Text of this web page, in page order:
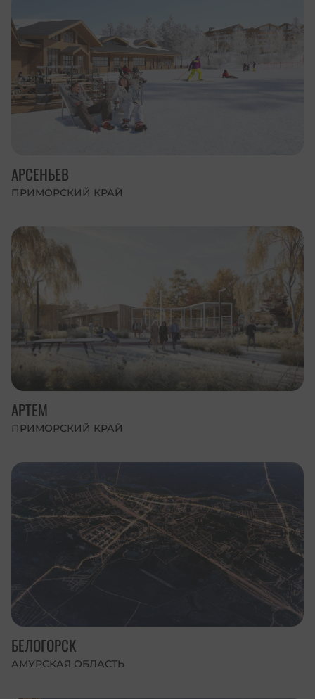
АРСЕНЬЕВ
ПРИМОРСКИЙ КРАЙ
АРТЕМ
ПРИМОРСКИЙ КРАЙ
БЕЛОГОРСК
АМУРСКАЯ ОБЛАСТЬ